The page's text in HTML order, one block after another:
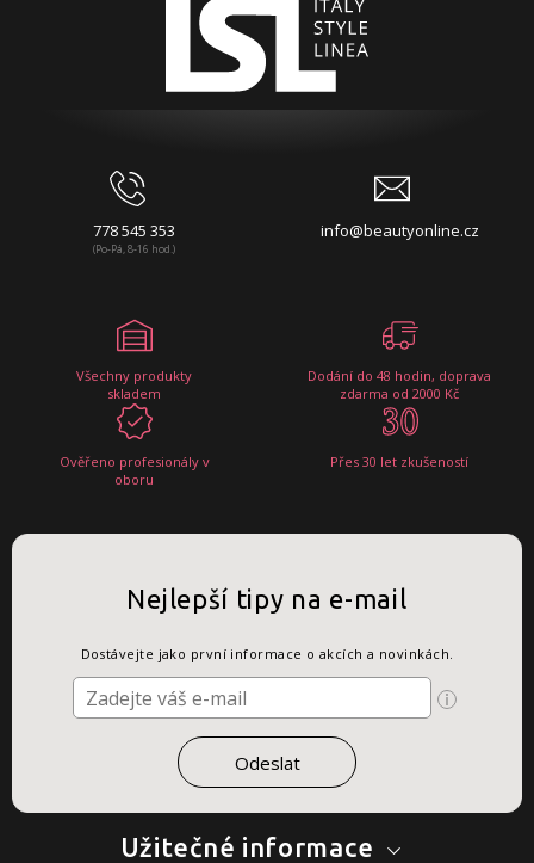
778 545 353
(Po-Pá, 8-16 hod.)
info@beautyonline.cz
Všechny produkty
skladem
Dodání do 48 hodin, doprava
zdarma od 2000 Kč
Ověřeno profesionály v
oboru
Přes 30 let zkušeností
Užitečné informace
Nejlepší tipy na e-mail
Dostávejte jako první informace o akcích a novinkách.